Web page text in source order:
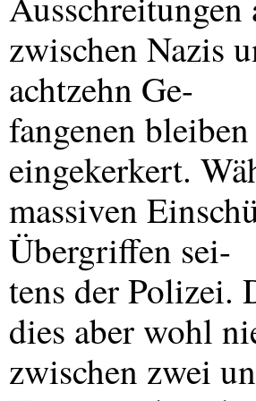
zwischen Nazis
achtzehn Ge-
fangenen
eingekerkert.
massiven
Übergriffen sei-
tens der Polizei.
dies aber wohl
zwischen zwei